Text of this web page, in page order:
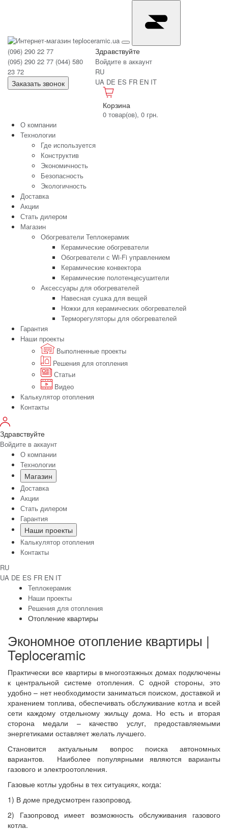
(096) 290 22 77
(095) 290 22 77 (044) 580
23 72
Заказать звонок
Здравствуйте
Войдите в аккаунт
RU
UA DE ES FR EN IT
Корзина
0 товар(ов), 0 грн.
О компании
Технологии
Где используется
Конструктив
Экономичность
Безопасность
Экологичность
Доставка
Акции
Стать дилером
Магазин
Обогреватели Теплокерамик
Керамические обогреватели
Обогреватели с Wi-Fi управлением
Керамические конвектора
Керамические полотенцесушители
Аксессуары для обогревателей
Навесная сушка для вещей
Ножки для керамических обогревателей
Терморегуляторы для обогревателей
Гарантия
Наши проекты
Выполненные проекты
Решения для отопления
Статьи
Видео
Калькулятор отопления
Контакты
Здравствуйте
Войдите в аккаунт
О компании
Технологии
Магазин
Доставка
Акции
Стать дилером
Гарантия
Наши проекты
Калькулятор отопления
Контакты
RU
UA DE ES FR EN IT
Теплокерамик
Наши проекты
Решения для отопления
Отопление квартиры
Экономное отопление квартиры |
Teploceramic
Практически все квартиры в многоэтажных домах подключены
к центральной системе отопления. С одной стороны, это
удобно – нет необходимости заниматься поиском, доставкой и
хранением топлива, обеспечивать обслуживание котла и всей
сети каждому отдельному жильцу дома. Но есть и вторая
сторона медали – качество услуг, предоставляемыми
энергетиками оставляет желать лучшего.
Становится актуальным вопрос поиска автономных
вариантов. Наиболее популярными являются варианты
газового и электроотопления.
Газовые котлы удобны в тех ситуациях, когда:
1) В доме предусмотрен газопровод.
2) Газопровод имеет возможность обслуживания газового
котла.